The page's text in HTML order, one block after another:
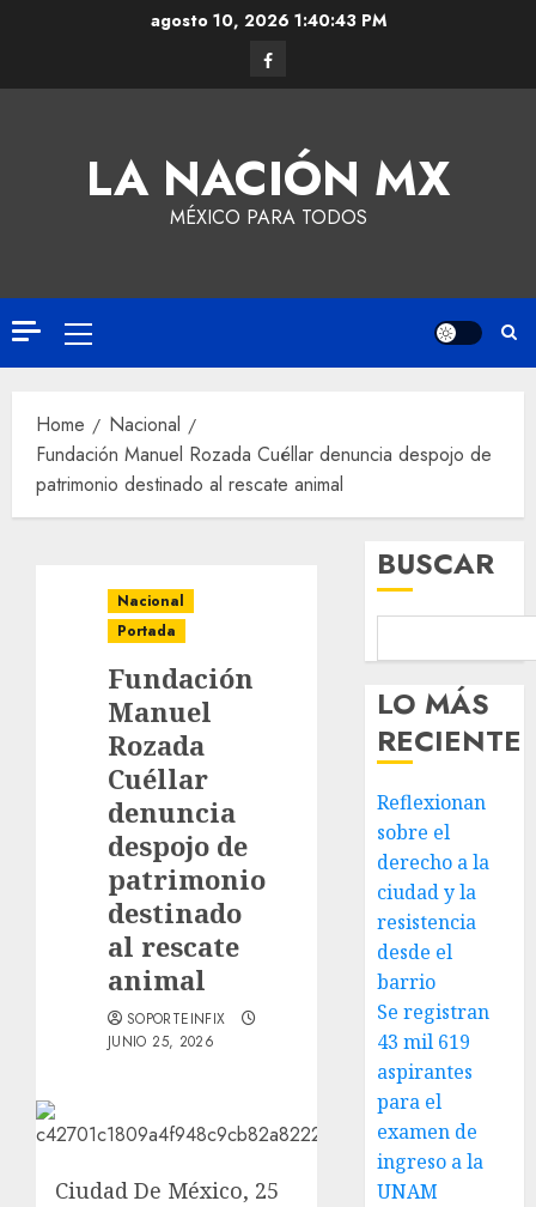
agosto 10, 2026 1:40:44 PM
LA NACIÓN MX
MÉXICO PARA TODOS
Home
Nacional
Fundación Manuel Rozada Cuéllar denuncia despojo de
patrimonio destinado al rescate animal
Nacional
Portada
Fundación
Manuel
Rozada
Cuéllar
denuncia
despojo de
patrimonio
destinado
al rescate
animal
SOPORTEINFIX
JUNIO 25, 2026
Ciudad De México, 25
BUSCAR
LO MÁS
RECIENTE
Reflexionan
sobre el
derecho a la
ciudad y la
resistencia
desde el
barrio
Se registran
43 mil 619
aspirantes
para el
examen de
ingreso a la
UNAM